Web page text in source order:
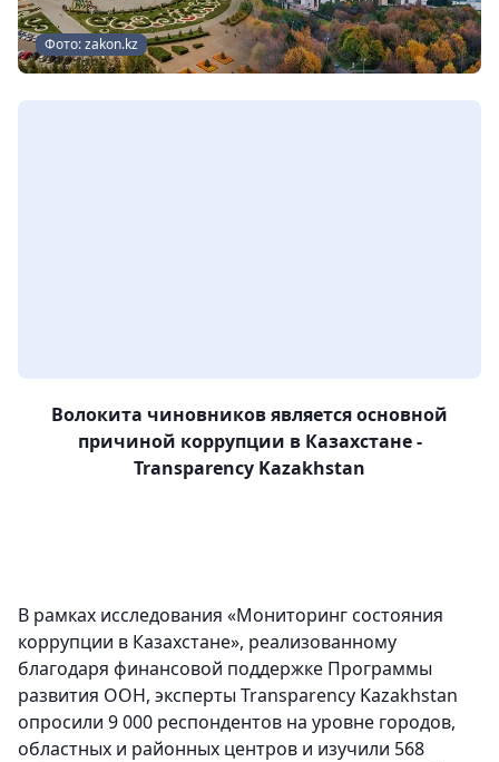
Фото: zakon.kz
Волокита чиновников является основной
причиной коррупции в Казахстане -
Transparency Kazakhstan
В рамках исследования «Мониторинг состояния
коррупции в Казахстане», реализованному
благодаря финансовой поддержке Программы
развития ООН, эксперты Transparency Kazakhstan
опросили 9 000 респондентов на уровне городов,
областных и районных центров и изучили 568